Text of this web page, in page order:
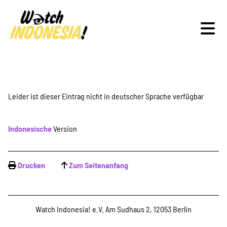
Schwerpunkte
Veranstaltungen
Leider ist dieser Eintrag nicht in deutscher Sprache verfügbar
IndonesischeVersion
Drucken Zum Seitenanfang
Watch Indonesia! e.V. Am Sudhaus 2, 12053 Berlin